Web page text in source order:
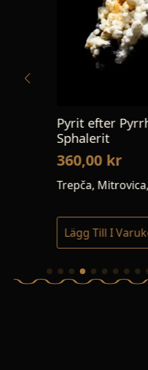
Pyrit efter
Sphalerit
360,00kr
Trepča, Mitrovica,
Lägg Till I